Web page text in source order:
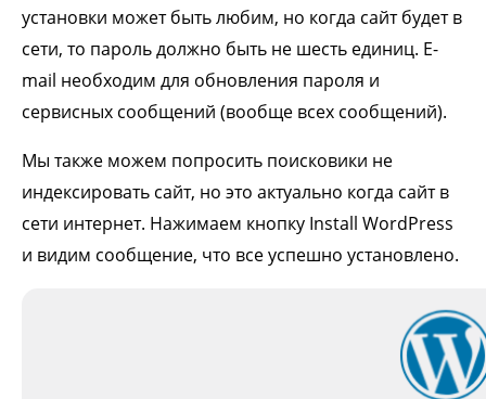
установки может быть любим, но когда сайт будет в
сети, то пароль должно быть не шесть единиц. E-
mail необходим для обновления пароля и
сервисных сообщений (вообще всех сообщений).
Мы также можем попросить поисковики не
индексировать сайт, но это актуально когда сайт в
сети интернет. Нажимаем кнопку Install WordPress
и видим сообщение, что все успешно установлено.